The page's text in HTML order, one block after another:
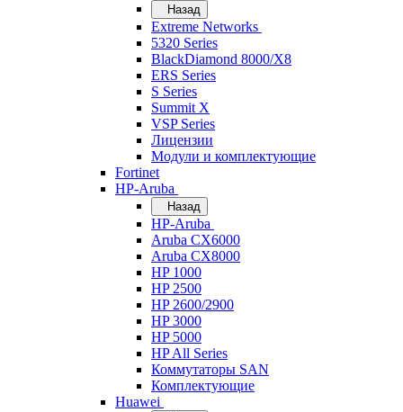
Назад
Extreme Networks
5320 Series
BlackDiamond 8000/X8
ERS Series
S Series
Summit X
VSP Series
Лицензии
Модули и комплектующие
Fortinet
HP-Aruba
Назад
HP-Aruba
Aruba CX6000
Aruba CX8000
HP 1000
HP 2500
HP 2600/2900
HP 3000
HP 5000
HP All Series
Коммутаторы SAN
Комплектующие
Huawei